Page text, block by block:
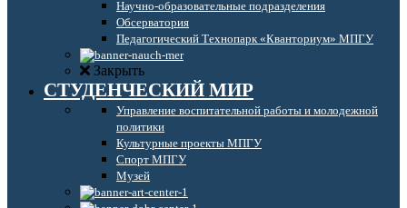
Научно-образовательные подразделения
Обсерватория
Педагогический Технопарк «Кванториум» МПГУ
Закрыть
СТУДЕНЧЕСКИЙ МИР
Управление воспитательной работы и молодежной
политики
Культурные проекты МПГУ
Спорт МПГУ
Музей